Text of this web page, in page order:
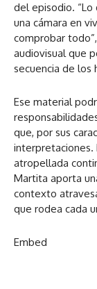
del episodio.
una cámara en
comprobar todo”,
audiovisual que
secuencia de los
Ese material
que, por sus
interpretaciones.
atropellada
Martita aporta
contexto
que rodea cada
Embed